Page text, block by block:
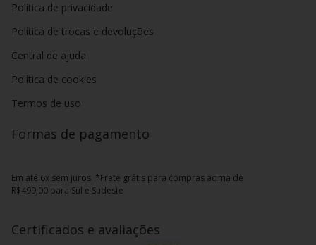
Política de privacidade
Política de trocas e devoluções
Central de ajuda
Política de cookies
Termos de uso
Formas de pagamento
Em até 6x sem juros. *Frete grátis para compras acima de
R$499,00 para Sul e Sudeste
Certificados e avaliações